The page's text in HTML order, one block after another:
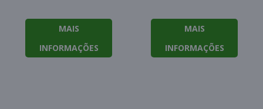
MAIS
INFORMAÇÕES
MAIS
INFORMAÇÕES